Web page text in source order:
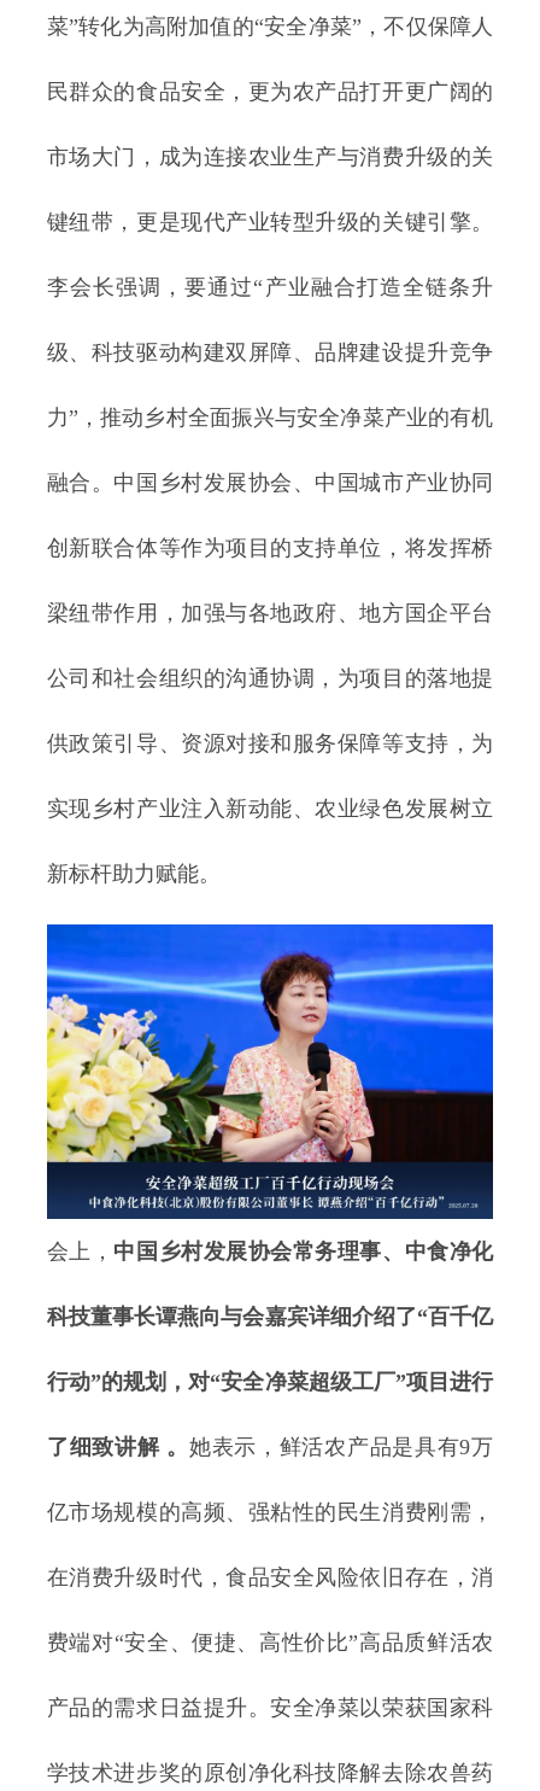
菜”转化为高附加值的“安全净菜”，不仅保障人
民群众的食品安全，更为农产品打开更广阔的
市场大门，成为连接农业生产与消费升级的关
键纽带，更是现代产业转型升级的关键引擎。
李会长强调，要通过“产业融合打造全链条升
级、科技驱动构建双屏障、品牌建设提升竞争
力”，推动乡村全面振兴与安全净菜产业的有机
融合。中国乡村发展协会、中国城市产业协同
创新联合体等作为项目的支持单位，将发挥桥
梁纽带作用，加强与各地政府、地方国企平台
公司和社会组织的沟通协调，为项目的落地提
供政策引导、资源对接和服务保障等支持，为
实现乡村产业注入新动能、农业绿色发展树立
新标杆助力赋能。
会上， 中国乡村发展协会常务理事、中食净化
科技董事长谭燕向与会嘉宾详细介绍了“百千亿
行动”的规划，对“安全净菜超级工厂”项目进行
了细致讲解 。 她表示，鲜活农产品是具有9万
亿市场规模的高频、强粘性的民生消费刚需，
在消费升级时代，食品安全风险依旧存在，消
费端对“安全、便捷、高性价比”高品质鲜活农
产品的需求日益提升。安全净菜以荣获国家科
学技术进步奖的原创净化科技降解去除农兽药